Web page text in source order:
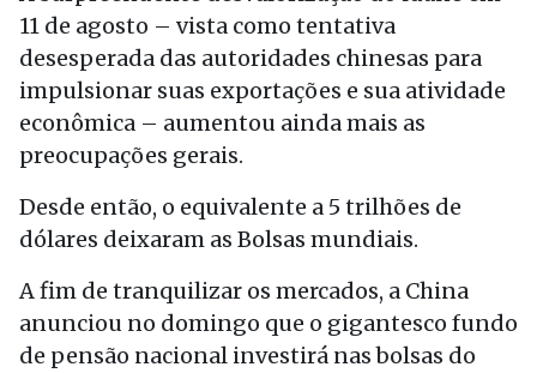
11 de agosto – vista como tentativa
desesperada das autoridades chinesas para
impulsionar suas exportações e sua atividade
econômica – aumentou ainda mais as
preocupações gerais.
Desde então, o equivalente a 5 trilhões de
dólares deixaram as Bolsas mundiais.
A fim de tranquilizar os mercados, a China
anunciou no domingo que o gigantesco fundo
de pensão nacional investirá nas bolsas do